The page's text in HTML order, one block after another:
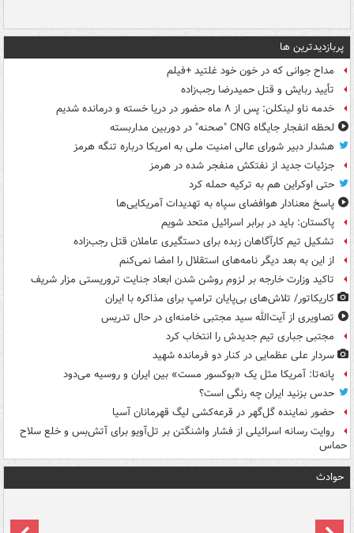
پربازدیدترین ها
مداح جوانی که در خون خود غلتید +فیلم
تأیید ربایش و قتل حمیدرضا رجب‌زاده
خدمه ناو لینکلن: پس از ۸ ماه حضور در دریا خسته و درمانده‌ شدیم
لحظه انفجار جایگاه CNG "صحنه" در دوربین مداربسته
هشدار دبیر شورای عالی امنیت ملی به امریکا درباره تنگه هرمز
جزئیات جدید از نفتکش منفجر شده در هرمز
حتی اوکراین هم به ترکیه حمله کرد
پاسخ معنادار هوافضای سپاه به تهدیدات آمریکایی‌ها
پاکستان: باید در برابر اسرائیل متحد شویم
تشکیل تیم کارآگاهان زبده برای دستگیری عاملان قتل رجب‌زاده
از این به بعد دیگر نامه‌های استقلال را امضا نمی‌کنم
تاکید وزارت خارجه بر لزوم روشن شدن ابعاد جنایت تروریستی مزار شریف
کاریکاتور/ تلاش‌های بی‌پایان ترامپ برای مذاکره با ایران
تصاویری از آیت‌الله سید مجتبی خامنه‌ای در حال تدریس
مجتبی جباری تیم جدیدش را انتخاب کرد
سردار علی عظمایی در کنار دو فرمانده شهید
پانه‌تا: آمریکا مثل یک «بوکسور مست» بین ایران و روسیه می‌دود
حدس بزنید ایران چه رنگی است؟
حضور نماینده گل‌گهر در قرعه‌کشی لیگ قهرمانان آسیا
روایت رسانه اسرائیلی از فشار واشنگتن بر تل‌آویو برای آتش‌بس و خلع سلاح
حماس
حوادث